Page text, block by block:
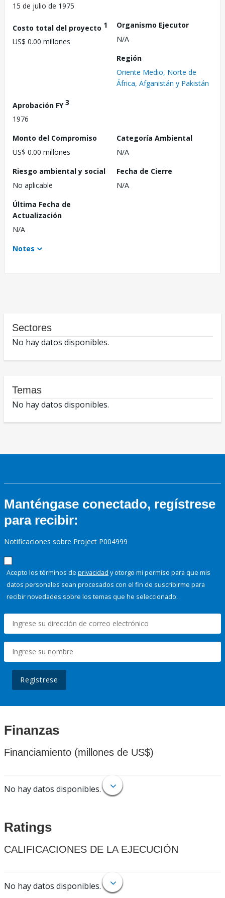
15 de julio de 1975
Costo total del proyecto 1
US$ 0.00 millones
Organismo Ejecutor
N/A
Región
Oriente Medio, Norte de
África, Afganistán y Pakistán
Aprobación FY3
1976
Monto del Compromiso
US$ 0.00 millones
Categoría Ambiental
N/A
Riesgo ambiental y social
No aplicable
Fecha de Cierre
N/A
Última Fecha de
Actualización
N/A
Notes
Sectores
No hay datos disponibles.
Temas
No hay datos disponibles.
Manténgase conectado, regístrese
para recibir:
Notificaciones sobre Project P004999
Acepto los términos de privacidad y otorgo mi permiso para que mis
datos personales sean procesados con el fin de suscribirme para
recibir novedades sobre los temas que he seleccionado.
Regístrese
Finanzas
Financiamiento (millones de US$)
No hay datos disponibles.
Ratings
CALIFICACIONES DE LA EJECUCIÓN
No hay datos disponibles.